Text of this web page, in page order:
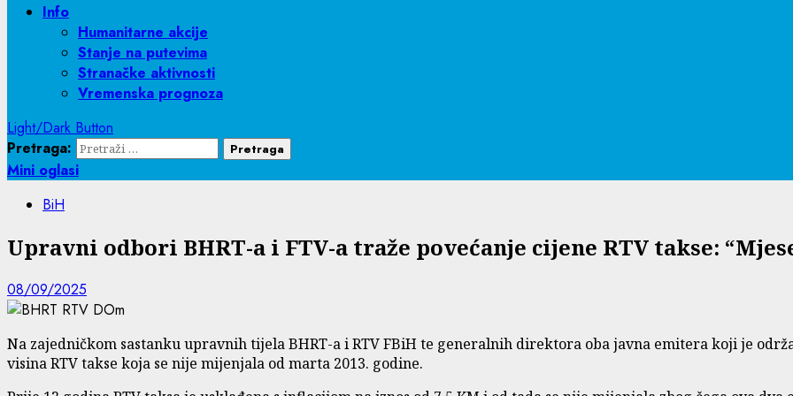
Info
Humanitarne akcije
Stanje na putevima
Stranačke aktivnosti
Vremenska prognoza
Light/Dark Button
Pretraga:
Mini oglasi
BiH
Upravni odbori BHRT-a i FTV-a traže povećanje cijene RTV takse:
08/09/2025
Na zajedničkom sastanku upravnih tijela BHRT-a i RTV FBiH te generalnih direktora oba javna emitera koji je
visina RTV takse koja se nije mijenjala od marta 2013. godine.